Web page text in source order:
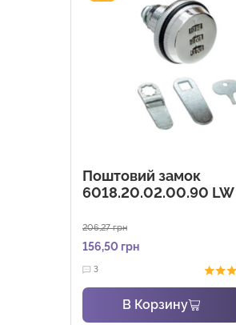
Поштовий замок
6018.20.02.00.90 LW
206,27грн
156,50 грн
3
В Корзину